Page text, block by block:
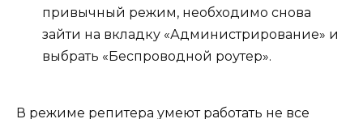
привычный режим, необходимо снова
зайти на вкладку «Администрирование» и
выбрать «Беспроводной роутер».
В режиме репитера умеют работать не все